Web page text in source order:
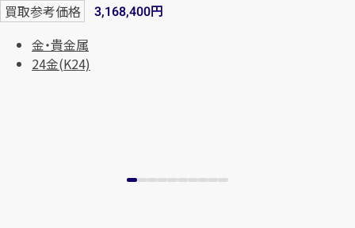
最短
します
買取参考価格 3,168,400円
金・貴金属
24金(K24)